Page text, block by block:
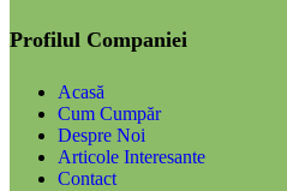
Profilul Companiei
Acasă
Cum Cumpăr
Despre Noi
Articole Interesante
Contact